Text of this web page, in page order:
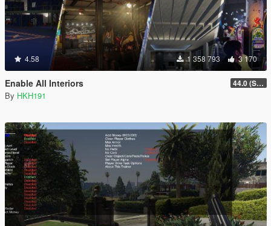
4.58 1 358 793 3 170
Enable All Interiors 44.0 (Sniper Zoom Crash Fix)
By HKH191